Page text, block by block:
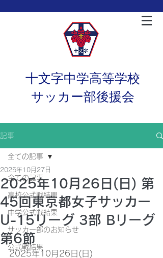
十文字中学高等学校
サッカー部後援会
記事
全ての記事
高校公式戦結果
中学公式戦結果
サッカー部のお知らせ
公式戦結果
全ての記事
2025年10月26日(日) 第
45回東京都女子サッカー
U-15リーグ 3部 Bリーグ
第6節
2025年10月27日
2025年10月26日(日)